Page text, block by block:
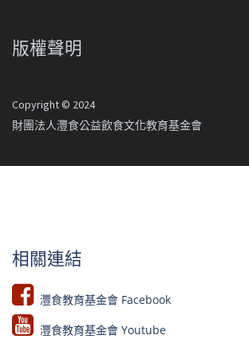
版權聲明
Copyright © 2024
財團法人灃食公益飲食文化教育基金會
相關連結
灃食教育基金會 Facebook​
灃食教育基金會 Youtube​​